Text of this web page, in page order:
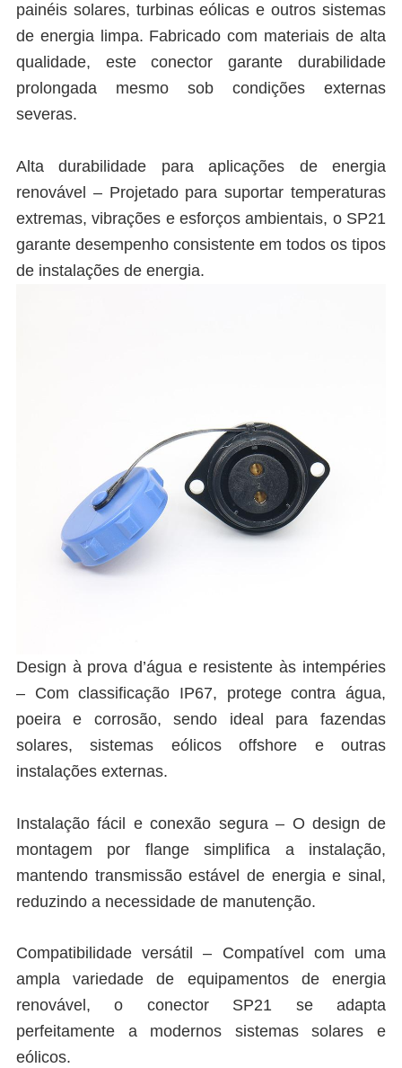
painéis solares, turbinas eólicas e outros sistemas
de energia limpa. Fabricado com materiais de alta
qualidade, este conector garante durabilidade
prolongada mesmo sob condições externas
severas.
Alta durabilidade para aplicações de energia
renovável – Projetado para suportar temperaturas
extremas, vibrações e esforços ambientais, o SP21
garante desempenho consistente em todos os tipos
de instalações de energia.
Design à prova d’água e resistente às intempéries
– Com classificação IP67, protege contra água,
poeira e corrosão, sendo ideal para fazendas
solares, sistemas eólicos offshore e outras
instalações externas.
Instalação fácil e conexão segura – O design de
montagem por flange simplifica a instalação,
mantendo transmissão estável de energia e sinal,
reduzindo a necessidade de manutenção.
Compatibilidade versátil – Compatível com uma
ampla variedade de equipamentos de energia
renovável, o conector SP21 se adapta
perfeitamente a modernos sistemas solares e
eólicos.